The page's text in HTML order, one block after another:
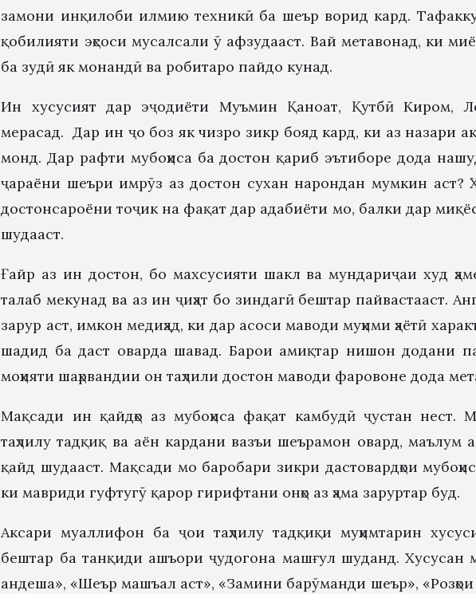
замони инқилоби илмию техникӣ ба шеър ворид кард.
қобилияти эҳсоси мусалсали ӯ афзудааст. Вай метавонад, ки
ба зудӣ як монандӣ ва робитаро пайдо кунад.
Ин хусусият дар эҷодиёти Муъмин Қаноат, Қутбӣ Киром,
мерасад. Дар ин ҷо боз як чизро зикр бояд кард, ки аз назари
монд. Дар рафти мубоҳиса ба достон қариб эътиборе дода
ҷараёни шеъри имрӯз аз достон сухан нарондан мумкин аст?
достонсароёни тоҷик на фақат дар адабиёти мо, балки дар
шудааст.
Ғайр аз ин достон, бо махсусияти шакл ва мундариҷаи худ
талаб мекунад ва аз ин ҷиҳат бо зиндагӣ бештар пайвастааст.
зарур аст, имкон медиҳад, ки дар асоси маводи муҳими ҳаётӣ
шадид ба даст оварда шавад. Барои амиқтар нишон додани
моҳияти шаҳрвандии он таҳлили достон маводи фаровоне дода
Мақсади ин қайдҳо аз мубоҳиса фақат камбудӣ ҷустан нест.
таҳлилу тадқиқ ва аён кардани вазъи шеърамон овард, маълум
қайд шудааст. Мақсади мо баробари зикри дастовардҳои
ки мавриди гуфтугӯ қарор гирифтани онҳо аз ҳама заруртар буд.
Аксари муаллифон ба ҷои таҳлилу тадқиқи муҳимтарин
бештар ба танқиди ашъори ҷудогона машғул шуданд. Хусусан
андеша», «Шеър машъал аст», «Замини барӯманди шеър», «Розҳои